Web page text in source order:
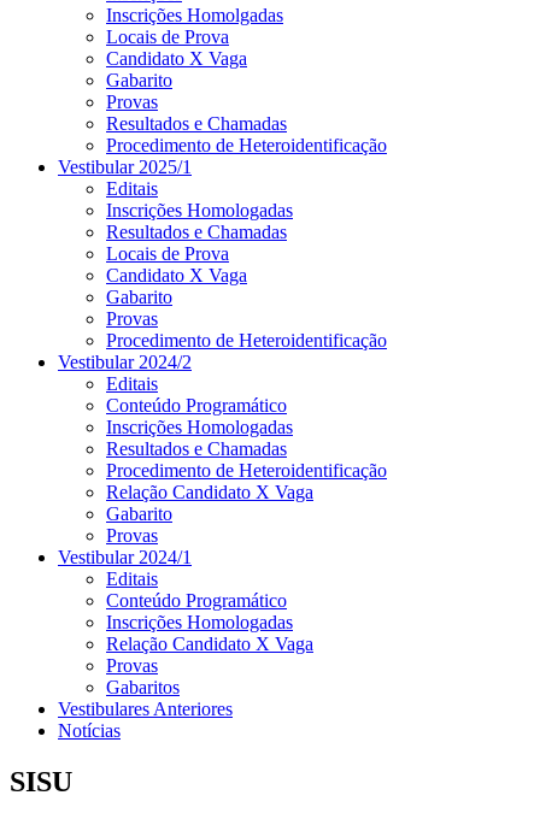
Inscrições Homolgadas
Locais de Prova
Candidato X Vaga
Gabarito
Provas
Resultados e Chamadas
Procedimento de Heteroidentificação
Vestibular 2025/1
Editais
Inscrições Homologadas
Resultados e Chamadas
Locais de Prova
Candidato X Vaga
Gabarito
Provas
Procedimento de Heteroidentificação
Vestibular 2024/2
Editais
Conteúdo Programático
Inscrições Homologadas
Resultados e Chamadas
Procedimento de Heteroidentificação
Relação Candidato X Vaga
Gabarito
Provas
Vestibular 2024/1
Editais
Conteúdo Programático
Inscrições Homologadas
Relação Candidato X Vaga
Provas
Gabaritos
Vestibulares Anteriores
Notícias
SISU